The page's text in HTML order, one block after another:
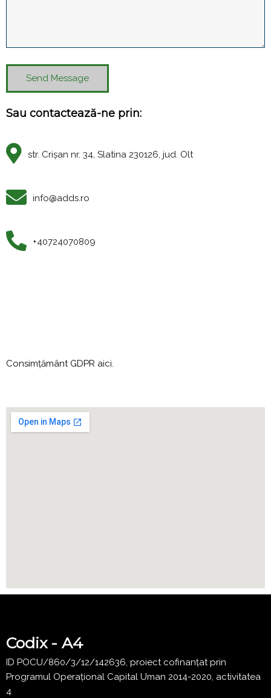
Send Message
Sau contactează-ne prin:
str. Crișan nr. 34, Slatina 230126, jud. Olt
info@adds.ro
+40724070809
Consimțământ GDPR aici.
Codix - A4
ID POCU/860/3/12/142636, proiect cofinanțat prin
Programul Operațional Capital Uman 2014-2020, activitatea
4